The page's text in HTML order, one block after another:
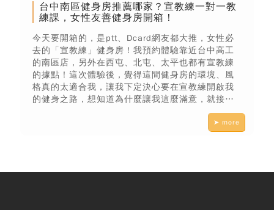
台中南區健身房推薦哪家？宣教練一對一教
練課，女性友善健身房開箱！
今天要開箱的，是ptt、Dcard網友都大推，女性必
去的「宣教練」健身房！我預約體驗靠近台中高工
的南區店，另外在西屯、北屯、太平也都有宣教練
的據點！這次體驗後，覺得這間健身房的環境、風
格真的太適合我，讓我下定決心要在宣教練開啟我
的健身之路，想知道為什麼讓我這麼滿意，就接著
➤ more